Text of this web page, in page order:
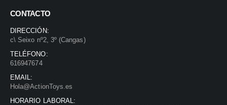
CONTACTO
DIRECCIÓN:
c\ Seixo nº2, 3º (Cangas)
TELÉFONO:
616947674
EMAIL:
Hola@ActionToys.es
HORARIO LABORAL: